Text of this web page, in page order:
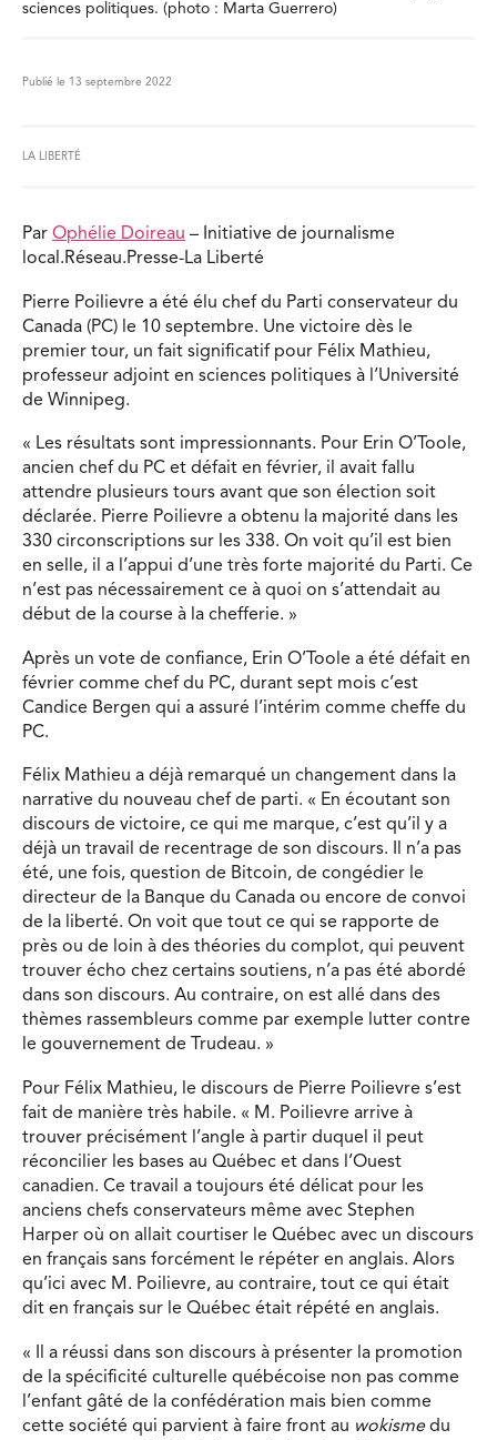
sciences politiques. (photo : Marta Guerrero)
Publié le 13 septembre 2022
LA LIBERTÉ
Par Ophélie Doireau – Initiative de journalisme
local.Réseau.Presse-La Liberté
Pierre Poilievre a été élu chef du Parti conservateur du
Canada (PC) le 10 septembre. Une victoire dès le
premier tour, un fait significatif pour Félix Mathieu,
professeur adjoint en sciences politiques à l’Université
de Winnipeg.
« Les résultats sont impressionnants. Pour Erin O’Toole,
ancien chef du PC et défait en février, il avait fallu
attendre plusieurs tours avant que son élection soit
déclarée. Pierre Poilievre a obtenu la majorité dans les
330 circonscriptions sur les 338. On voit qu’il est bien
en selle, il a l’appui d’une très forte majorité du Parti. Ce
n’est pas nécessairement ce à quoi on s’attendait au
début de la course à la chefferie. »
Après un vote de confiance, Erin O’Toole a été défait en
février comme chef du PC, durant sept mois c’est
Candice Bergen qui a assuré l’intérim comme cheffe du
PC.
Félix Mathieu a déjà remarqué un changement dans la
narrative du nouveau chef de parti. « En écoutant son
discours de victoire, ce qui me marque, c’est qu’il y a
déjà un travail de recentrage de son discours. Il n’a pas
été, une fois, question de Bitcoin, de congédier le
directeur de la Banque du Canada ou encore de convoi
de la liberté. On voit que tout ce qui se rapporte de
près ou de loin à des théories du complot, qui peuvent
trouver écho chez certains soutiens, n’a pas été abordé
dans son discours. Au contraire, on est allé dans des
thèmes rassembleurs comme par exemple lutter contre
le gouvernement de Trudeau. »
Pour Félix Mathieu, le discours de Pierre Poilievre s’est
fait de manière très habile. « M. Poilievre arrive à
trouver précisément l’angle à partir duquel il peut
réconcilier les bases au Québec et dans l’Ouest
canadien. Ce travail a toujours été délicat pour les
anciens chefs conservateurs même avec Stephen
Harper où on allait courtiser le Québec avec un discours
en français sans forcément le répéter en anglais. Alors
qu’ici avec M. Poilievre, au contraire, tout ce qui était
dit en français sur le Québec était répété en anglais.
« Il a réussi dans son discours à présenter la promotion
de la spécificité culturelle québécoise non pas comme
l’enfant gâté de la confédération mais bien comme
cette société qui parvient à faire front au wokismedu